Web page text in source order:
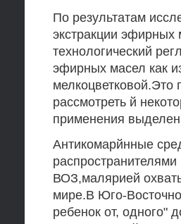
По результатам
экстракции эфирных
технологический
эфирных масел как
мелкоцветковой.Это
рассмотреть й
применения
Антикомарйнные
ВОЗ,малярией
мире.В Юго-
ребенок от, одного"